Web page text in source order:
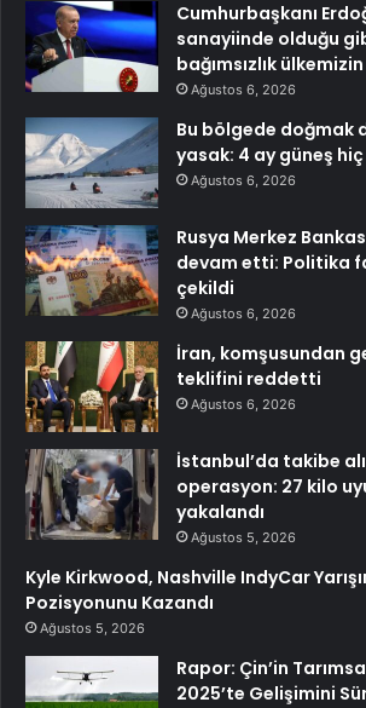
Cumhurbaşkanı
sanayiinde olduğu
bağımsızlık ülkemizin
Ağustos 6, 2026
Bu bölgede doğmak
yasak: 4 ay güneş
Ağustos 6, 2026
Rusya Merkez
devam etti: Politika
çekildi
Ağustos 6, 2026
İran, komşusundan
teklifini reddetti
Ağustos 6, 2026
İstanbul’da takibe
operasyon: 27 kilo
yakalandı
Ağustos 5, 2026
Kyle Kirkwood, Nashville IndyCar
Pozisyonunu Kazandı
Ağustos 5, 2026
Rapor: Çin’in
2025’te Gelişimini